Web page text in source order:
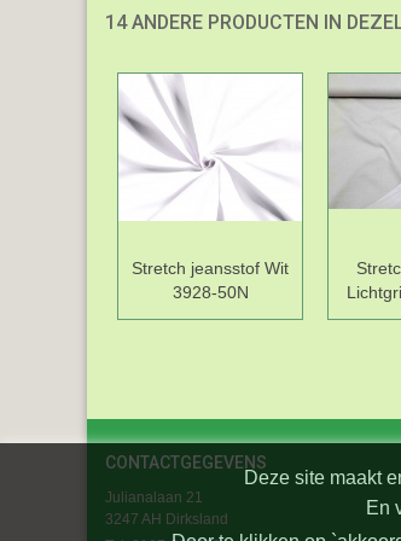
14 ANDERE PRODUCTEN IN
Stretch jeansstof Wit
3928-50N
CONTACTGEGEVENS
Julianalaan 21
3247 AH Dirksland
Deze site maakt
En